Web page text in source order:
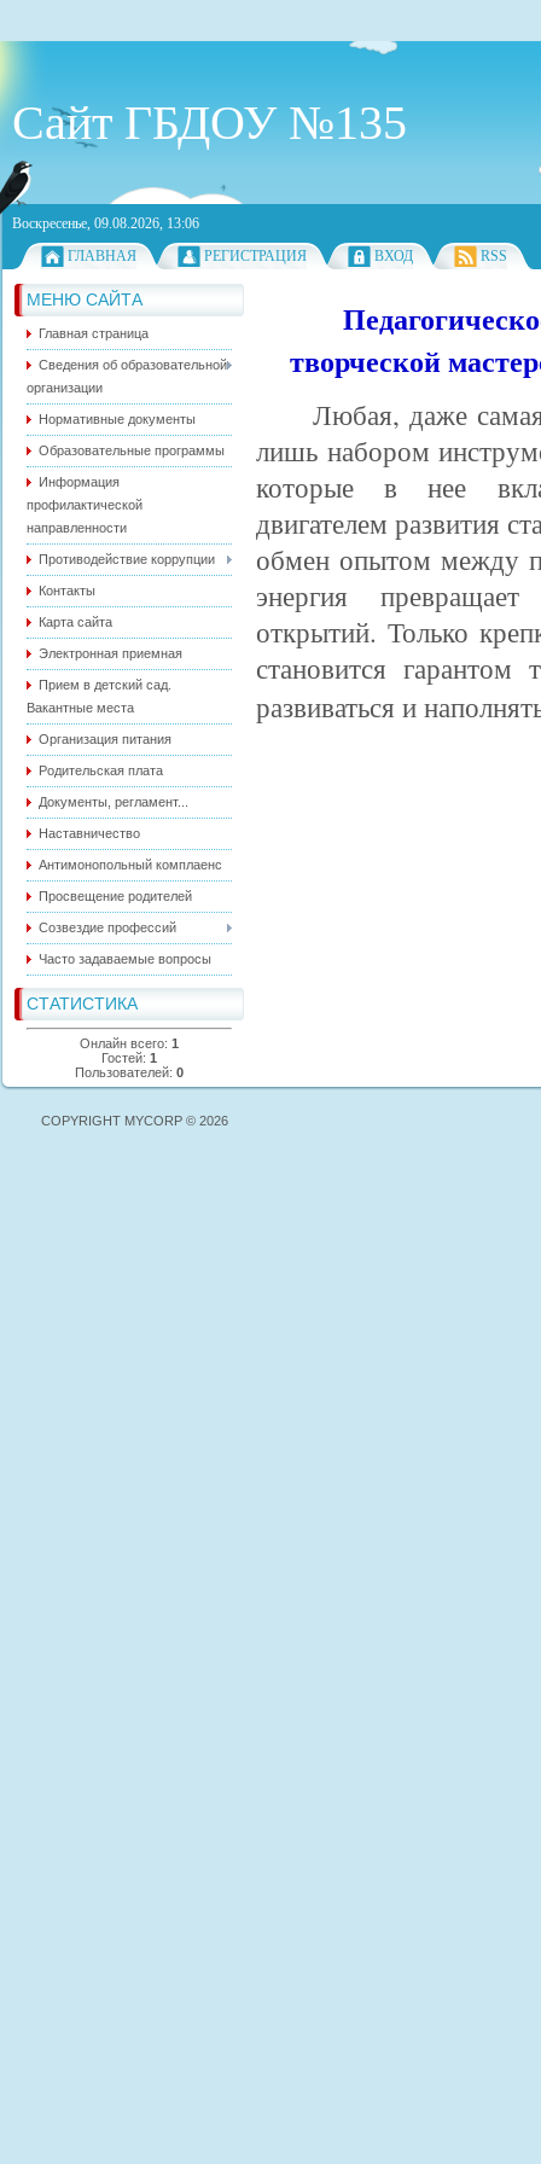
Сайт ГБДОУ №135
Воскресенье, 09.08.2026, 13:06
ГЛАВНАЯ
РЕГИСТРАЦИЯ ВХОД RSS
МЕНЮ САЙТА
Главная страница
Сведения об образовательной
организации
Нормативные документы
Образовательные программы
Информация
профилактической
направленности
Противодействие коррупции
Контакты
Карта сайта
Электронная приемная
Прием в детский сад.
Вакантные места
Организация питания
Родительская плата
Документы, регламент...
Наставничество
Антимонопольный комплаенс
Просвещение родителей
Созвездие профессий
Часто задаваемые вопросы
СТАТИСТИКА
Онлайн всего: 1
Гостей: 1
Пользователей: 0
творческой
Любая, даже
лишь набором
которые в нее
двигателем развития
обмен опытом между
энергия
открытий. Только
становится гарантом
развиваться и
COPYRIGHT MYCORP © 2026